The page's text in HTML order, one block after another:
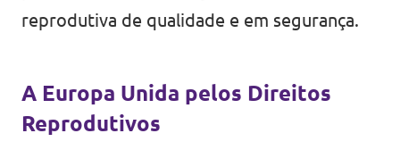
reprodutiva de qualidade e em segurança.
A Europa Unida pelos Direitos
Reprodutivos